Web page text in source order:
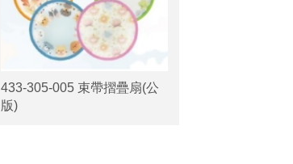
433-305-005 束帶摺疊扇(公
版)